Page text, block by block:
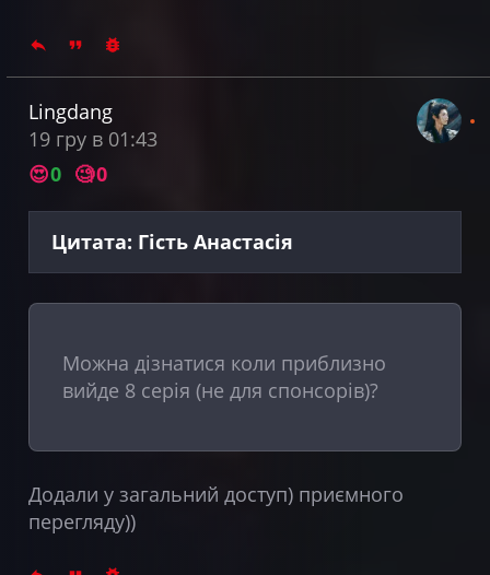
Lingdang
19 гру в 01:43
😍0 🧐0
Цитата: Гість Анастасія
Можна дізнатися коли приблизно
вийде 8 серія (не для спонсорів)?
Додали у загальний доступ) приємного
перегляду))